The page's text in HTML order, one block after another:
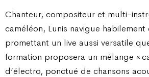
Chanteur, compositeur et multi-
caméléon, Lunis navigue
promettant un live aussi versatile
formation proposera un mélange «
d’électro, ponctué de chansons